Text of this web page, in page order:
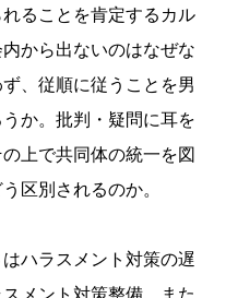
れることを肯定するカル
から出ないのはなぜな
、従順に従うことを男
か。批判・疑問に耳を
上で共同体の統一を図
区別されるのか。
ハラスメント対策の遅
メント対策整備、また